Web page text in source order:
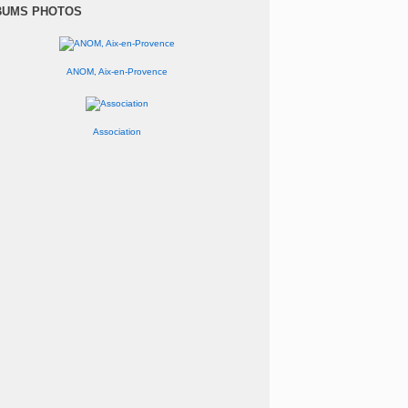
(1)PHOTOS
ANOM, Aix-en-Provence
Association